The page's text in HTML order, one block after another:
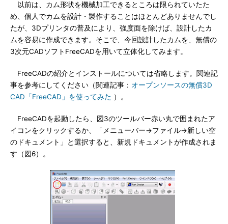
以前は、カム形状を機械加工できるところは限られていたた
め、個人でカムを設計・製作することはほとんどありませんでし
たが、3Dプリンタの普及により、強度面を除けば、設計したカ
ムを容易に作成できます。そこで、今回設計したカムを、無償の
3次元CADソフトFreeCADを用いて立体化してみます。
FreeCADの紹介とインストールについては省略します。関連記
事を参考にしてください（関連記事： オープンソースの無償3D
CAD「FreeCAD」を使ってみた ）。
FreeCADを起動したら、図3のツールバー赤い丸で囲まれたア
イコンをクリックするか、「メニューバー→ファイル→新しい空
のドキュメント」と選択すると、新規ドキュメントが作成されま
す（図6）。